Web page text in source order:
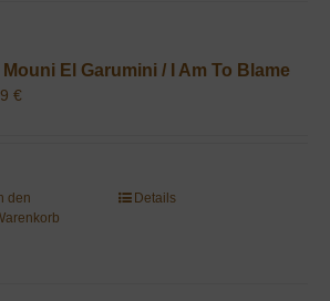
Mouni El Garumini / I Am To Blame
€
den
Details